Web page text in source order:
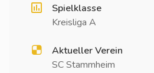
Spielklasse
Kreisliga A
Aktueller Verein
SC Stammheim